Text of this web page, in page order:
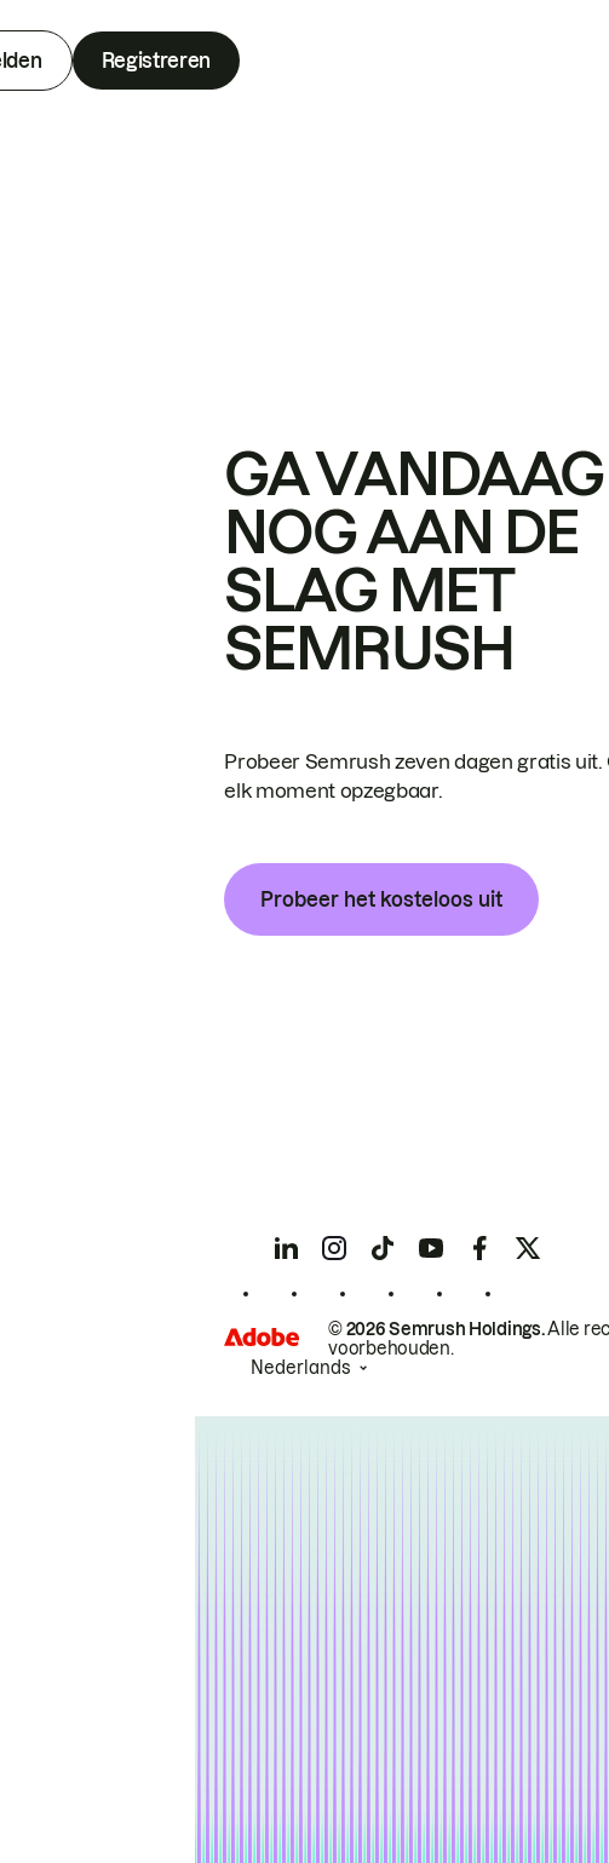
Registreren
GA VANDAAG
NOG AAN DE
SLAG MET
SEMRUSH
Probeer Semrush zeven dagen gratis uit.
elk moment opzegbaar.
Probeer het kosteloos uit
© 2026 Semrush Holdings.Alle
voorbehouden.
Nederlands